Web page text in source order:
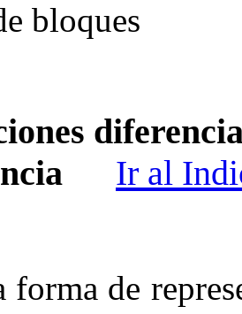
bloques
Ir al
forma de